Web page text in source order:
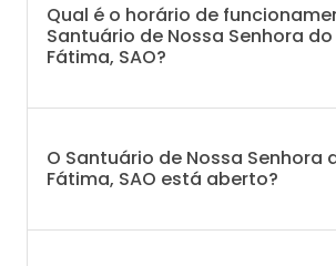
Qual é o horário de
Santuário de Nossa Senhora
Fátima, SAO?
O Santuário de Nossa Senhora
Fátima, SAO está aberto?